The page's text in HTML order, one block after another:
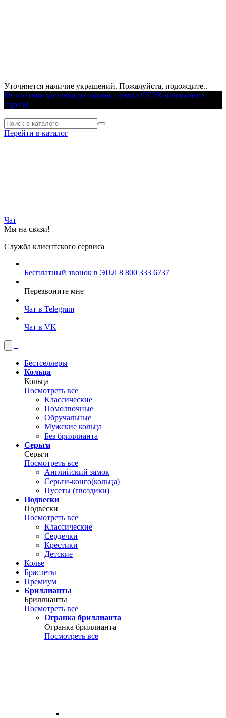
Уточняется наличие украшений. Пожалуйста, подождите..
Бесплатная доставка до салона, пункта СДЭК или вашего
адреса!
Перейти в каталог
Чат
Мы на связи!
Служба клиентского сервиса
Бесплатный звонок в ЭПЛ 8 800 333 6737
Перезвоните мне
Чат в Telegram
Чат в VK
Бестселлеры
Кольца
Кольца
Посмотреть все
Классические
Помолвочные
Обручальные
Мужские кольца
Без бриллианта
Серьги
Серьги
Посмотреть все
Английский замок
Серьги-конго(кольца)
Пусеты (гвоздики)
Подвески
Подвески
Посмотреть все
Классические
Сердечки
Крестики
Детские
Колье
Браслеты
Премиум
Бриллианты
Бриллианты
Посмотреть все
Огранка бриллианта
Огранка бриллианта
Посмотреть все